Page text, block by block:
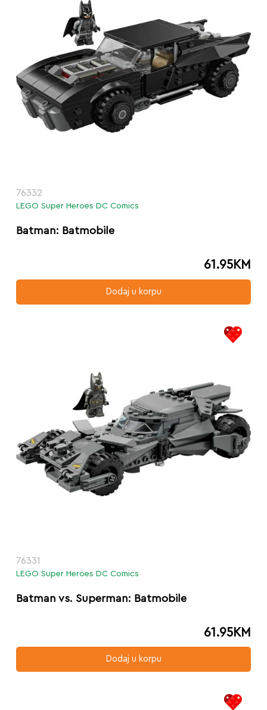
76332
LEGO Super Heroes DC Comics
Batman: Batmobile
61.95KM
Dodaj u korpu
76331
LEGO Super Heroes DC Comics
Batman vs. Superman: Batmobile
61.95KM
Dodaj u korpu